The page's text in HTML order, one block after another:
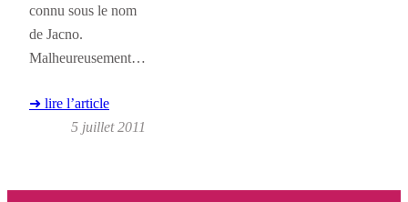
connu sous le nom
de Jacno.
Malheureusement…
➜ lire l’article
5 juillet 2011